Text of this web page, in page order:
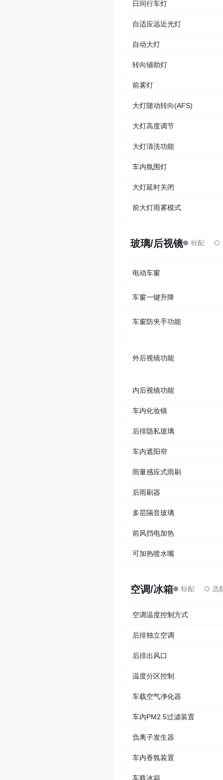
日间行车灯
自适应远近光灯
自动大灯
转向辅助灯
前雾灯
大灯随动转向(AFS)
大灯高度调节
大灯清洗功能
车内氛围灯
大灯延时关闭
前大灯雨雾模式
玻璃/后视镜
电动车窗
车窗一键升降
车窗防夹手功能
外后视镜功能
内后视镜功能
车内化妆镜
后排隐私玻璃
车内遮阳帘
雨量感应式雨刷
后雨刷器
多层隔音玻璃
前风挡电加热
可加热喷水嘴
空调/冰箱
空调温度控制方式
后排独立空调
后排出风口
温度分区控制
车载空气净化器
车内PM2.5过滤装置
负离子发生器
车内香氛装置
车载冰箱